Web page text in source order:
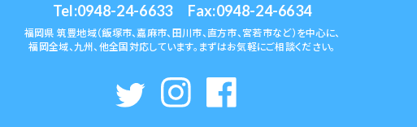
Tel:0948-24-6633 Fax:0948-24-6634
福岡県 筑豊地域（飯塚市、嘉麻市、田川市、直方市、宮若市など）を中心に、​
福岡全域、九州、他全国対応しています。​まずはお気軽にご相談ください。